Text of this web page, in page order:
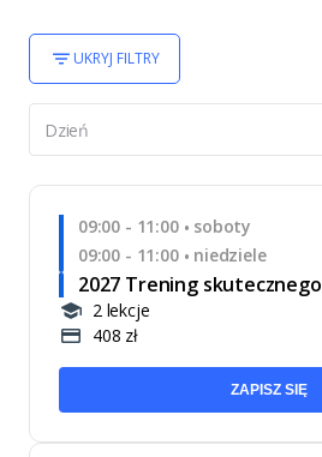
UKRYJ FILTRY
Dzień
09:00 - 11:00• soboty
09:00 - 11:00• niedziele
2027 Trening
2 lekcje
408 zł
ZAPISZ SIĘ